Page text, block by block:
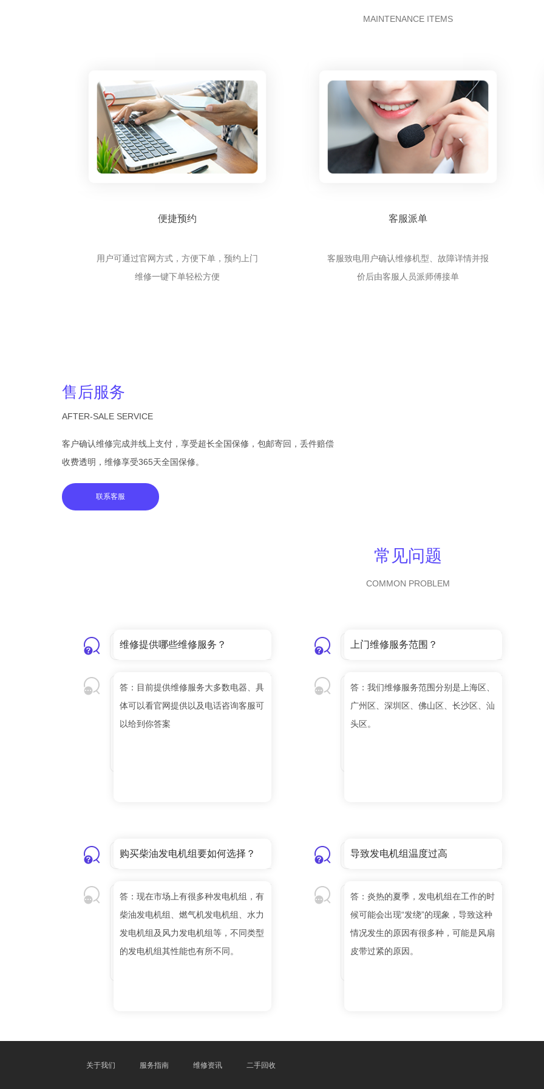
MAINTENANCE ITEMS
便捷预约
用户可通过官网方式，方便下单，预约上门
维修一键下单轻松方便
客服派单
客服致电用户确认维修机型、故障详情并报
价后由客服人员派师傅接单
售后服务
AFTER-SALE SERVICE
客户确认维修完成并线上支付，享受超长全国保修，包邮寄回，丢件赔偿
收费透明，维修享受365天全国保修。
联系客服
常见问题
COMMON PROBLEM
维修提供哪些维修服务？
答：目前提供维修服务大多数电器、具
体可以看官网提供以及电话咨询客服可
以给到你答案
上门维修服务范围？
答：我们维修服务范围分别是上海区、
广州区、深圳区、佛山区、长沙区、汕
头区。
购买柴油发电机组要如何选择？
答：现在市场上有很多种发电机组，有
柴油发电机组、燃气机发电机组、水力
发电机组及风力发电机组等，不同类型
的发电机组其性能也有所不同。
导致发电机组温度过高
答：炎热的夏季，发电机组在工作的时
候可能会出现“发绕”的现象，导致这种
情况发生的原因有很多种，可能是风扇
皮带过紧的原因。
关于我们 服务指南 维修资讯 二手回收